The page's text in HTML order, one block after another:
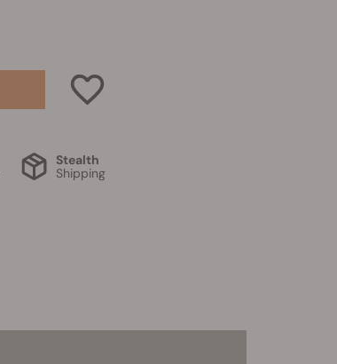
Stealth
Shipping